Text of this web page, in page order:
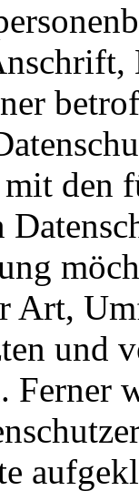
den
Art,
und